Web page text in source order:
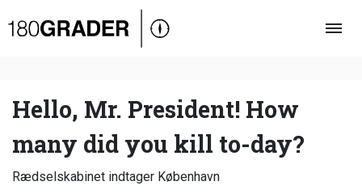
Oversigt
Debat
Video
Podcast
Hello, Mr. President! How
many did you kill to-day?
Rædselskabinet indtager København